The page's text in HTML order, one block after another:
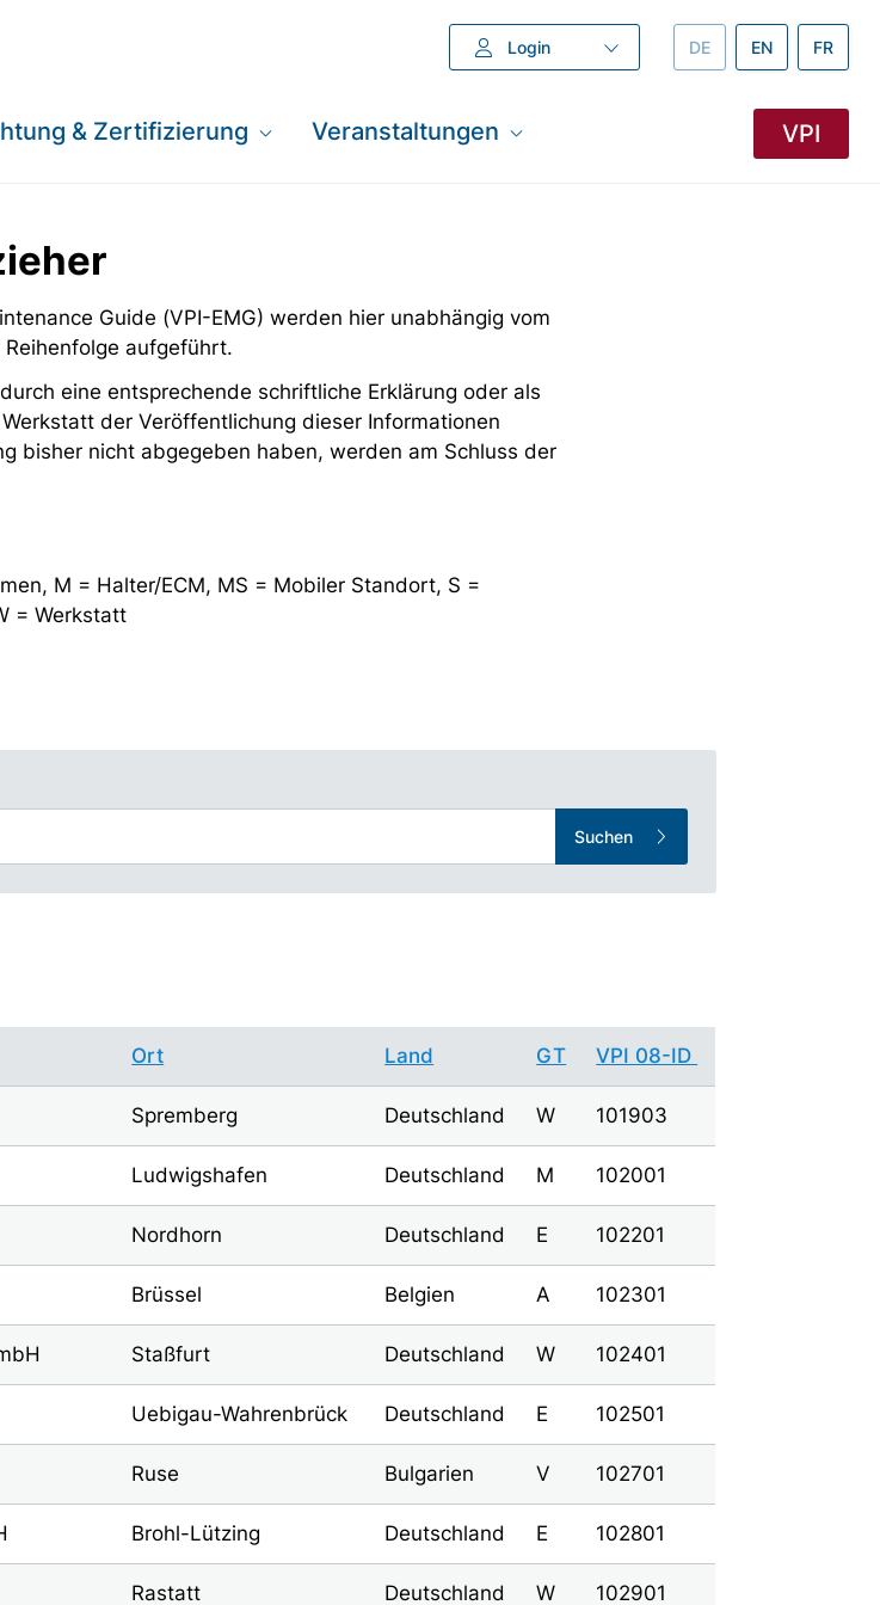
Login DEUTSCH –
DE ENGLISH –
EN FR
& Zertifizierung Veranstaltungen VPI
Guide (VPI-EMG) werden hier unabhängig vom
aufgeführt.
eine entsprechende schriftliche Erklärung oder als
der Veröffentlichung dieser Informationen
bisher nicht abgegeben haben, werden am Schluss der
M = Halter/ECM, MS = Mobiler Standort, S =
= Werkstatt
Suchen
Ort Land GT VPI 08-ID
Spremberg Deutschland W 101903
Ludwigshafen Deutschland M 102001
Nordhorn Deutschland E 102201
Brüssel Belgien A 102301
Staßfurt Deutschland W 102401
Uebigau-Wahrenbrück Deutschland E 102501
Ruse Bulgarien V 102701
Brohl-Lützing Deutschland E 102801
Rastatt Deutschland W 102901